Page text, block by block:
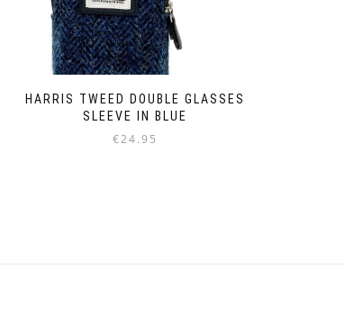
HARRIS TWEED DOUBLE GLASSES
SLEEVE IN BLUE
€24.95